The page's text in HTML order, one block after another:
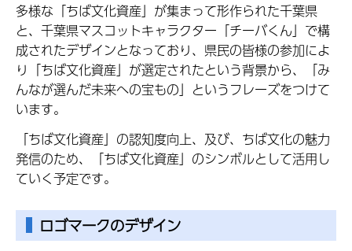
多様な「ちば文化資産」が集まって形作られた千葉県
と、千葉県マスコットキャラクター「チーバくん」で構
成されたデザインとなっており、県民の皆様の参加によ
り「ちば文化資産」が選定されたという背景から、「み
んなが選んだ未来への宝もの」というフレーズをつけて
います。
「ちば文化資産」の認知度向上、及び、ちば文化の魅力
発信のため、「ちば文化資産」のシンボルとして活用し
ていく予定です。
ロゴマークのデザイン